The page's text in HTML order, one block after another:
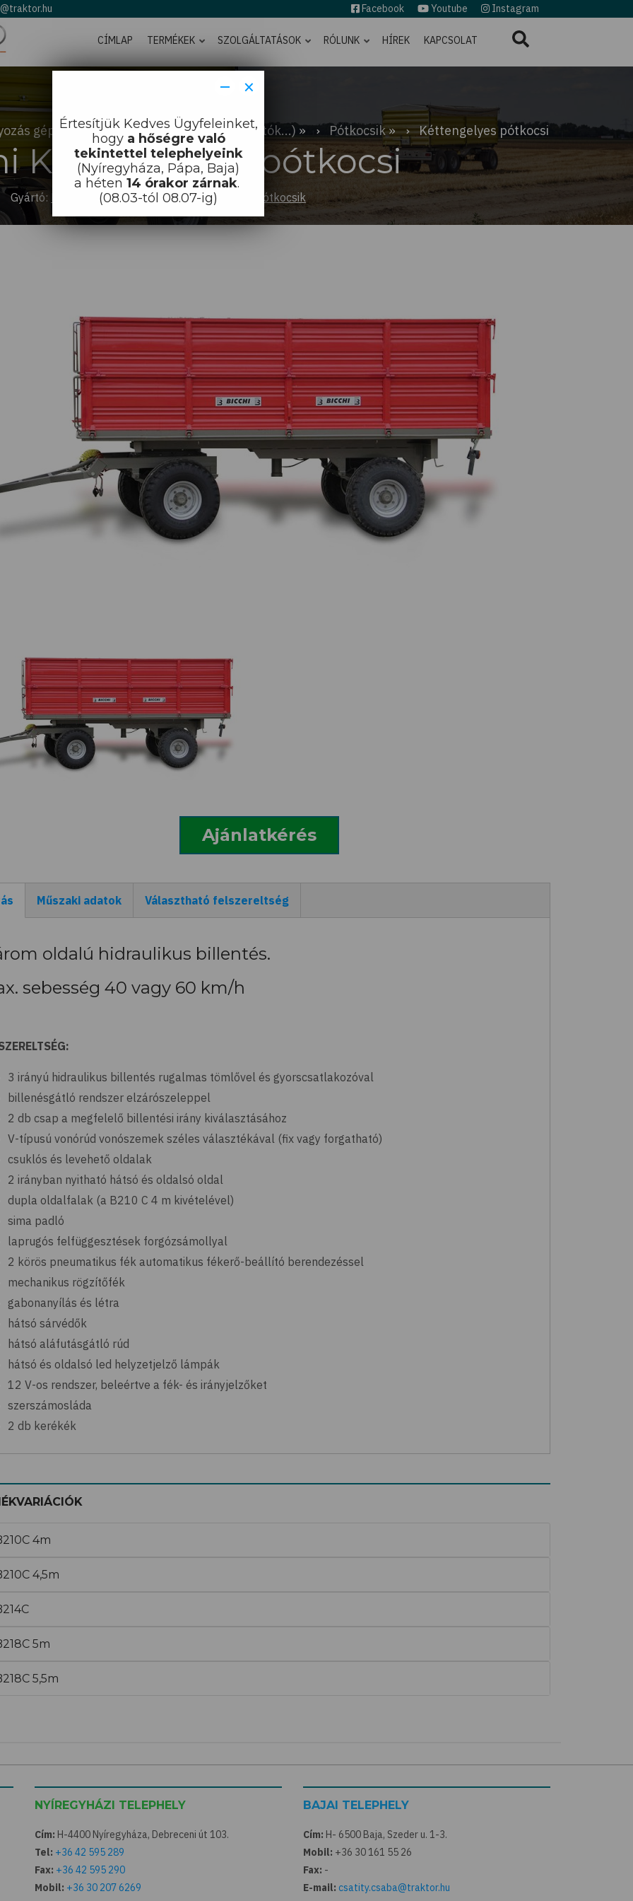
Facebook Youtube Instagram
CÍMLAP TERMÉKEK SZOLGÁLTATÁSOK RÓLUNK HÍREK KAPCSOLAT
gépei (pótkocsik, szippantók, bálaszállítók...) Pótkocsik Kéttengelyes pótkocsi
Kéttengelyes pótkocsi
Gyártó: Bicchi Termékkategória:Kéttengelyes pótkocsik
Ajánlatkérés
Műszaki adatok Választható felszereltség
oldalú hidraulikus billentés.
sebesség 40 vagy 60 km/h
3 irányú hidraulikus billentés rugalmas tömlővel és gyorscsatlakozóval
billenésgátló rendszer elzárószeleppel
2 db csap a megfelelő billentési irány kiválasztásához
V-típusú vonórúd vonószemek széles választékával (fix vagy forgatható)
csuklós és levehető oldalak
2 irányban nyitható hátsó és oldalsó oldal
dupla oldalfalak (a B210 C 4 m kivételével)
sima padló
laprugós felfüggesztések forgózsámollyal
2 körös pneumatikus fék automatikus fékerő-beállító berendezéssel
mechanikus rögzítőfék
gabonanyílás és létra
hátsó sárvédők
hátsó aláfutásgátló rúd
hátsó és oldalsó led helyzetjelző lámpák
12 V-os rendszer, beleértve a fék- és irányjelzőket
szerszámosláda
2 db kerékék
4m
4,5m
5m
5,5m
×
−
Értesítjük Kedves Ügyfeleinket,
hogy a hőségre való
tekintettel telephelyeink
(Nyíregyháza, Pápa, Baja)
a héten 14 órakor zárnak.
(08.03-tól 08.07-ig)
NYÍREGYHÁZI TELEPHELY
Cím: H-4400 Nyíregyháza, Debreceni út 103.
Tel: +36 42 595 289
Fax: +36 42 595 290
Mobil: +36 30 207 6269
BAJAI TELEPHELY
Cím: H- 6500 Baja, Szeder u. 1-3.
Mobil: +36 30 161 55 26
Fax: -
E-mail: csatity.csaba@traktor.hu